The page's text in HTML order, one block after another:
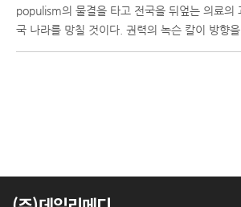
populism의 물결을 타고 전국을 뒤엎는 의료의
국 나라를 망칠 것이다. 권력의 녹슨 칼이 방향을